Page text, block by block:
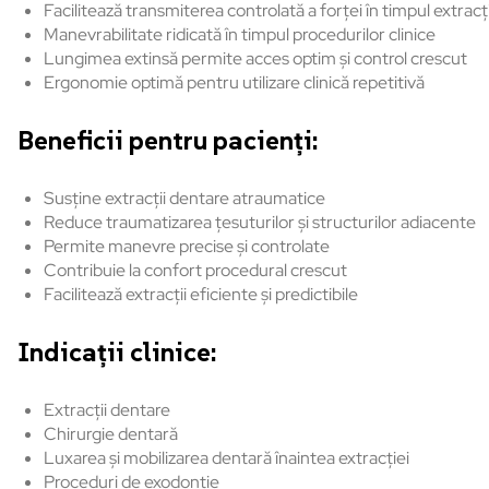
Facilitează transmiterea controlată a forței în timpul
Manevrabilitate ridicată în timpul procedurilor clinice
Lungimea extinsă permite acces optim și control crescut
Ergonomie optimă pentru utilizare clinică repetitivă
Beneficii pentru pacienți:
Susține extracții dentare atraumatice
Reduce traumatizarea țesuturilor și structurilor adiacente
Permite manevre precise și controlate
Contribuie la confort procedural crescut
Facilitează extracții eficiente și predictibile
Indicații clinice:
Extracții dentare
Chirurgie dentară
Luxarea și mobilizarea dentară înaintea extracției
Proceduri de exodonție